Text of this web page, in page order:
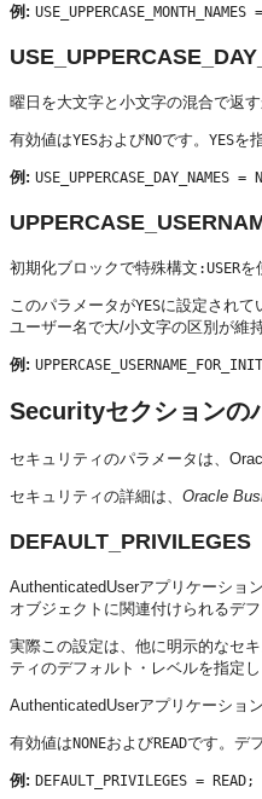
例: USE_UPPERCASE_MONTH_NAMES
曜日を大文字と小文字の混合で返
有効値はYESおよびNOです。 YESを
例: USE_UPPERCASE_DAY_NAMES =
初期化ブロックで特殊構文 :USERを
このパラメータがYESに設定されて
ユーザー名で大/小文字の区別が維
例:
Securityセクションの
セキュリティのパラメータは、
セキュリティの詳細は、 Oracle
DEFAULT_PRIVILEGES
AuthenticatedUserアプリケーショ
オブジェクトに関連付けられるデ
実際この設定は、他に明示的なセ
ティのデフォルト・レベルを指定し
AuthenticatedUserアプリケーショ
有効値はNONEおよびREADです。デ
例: DEFAULT_PRIVILEGES = READ;